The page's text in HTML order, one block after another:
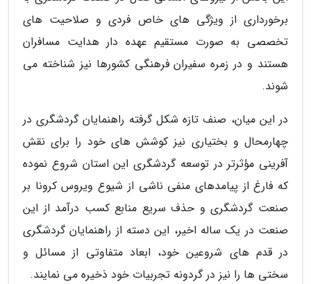
برخورداری از ویژگی های خاص فردی و صلاحیت های
تخصصی به صورت مستقیم عهده دار هدایت مسافران
هستند و در زمره سفیران فرهنگی کشورها نیز شناخته می
شوند.
در این میان، صنف تازه شکل گرفته راهنمایان گردشگری در
چهارمحال و بختیاری نیز کوشش های خود را برای نقش
آفرینی مؤثرتر در توسعه گردشگری این استان شروع نموده
که فارغ از پیامدهای منفی ناشی از شیوع ویروس کرونا بر
صنعت گردشگری و حذف سریع منابع کسب درآمد از این
صنعت در یک ساله اخیر، این دسته از راهنمایان گردشگری
در قدم های شروعین خود، ابعاد متفاوتی از مسائل و
سختی ها را نیز در گردونه تجربیات خود ذخیره می نمایند.